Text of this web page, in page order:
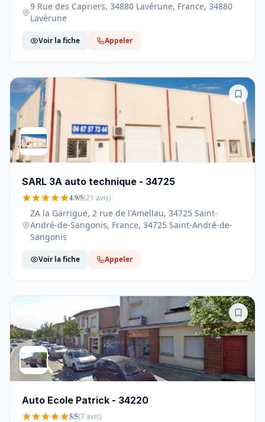
9 Rue des Capriers, 34880 Lavérune, France, 34880
Lavérune
Voir la fiche Appeler
SARL 3A auto technique - 34725
4.9/5(21 avis)
ZA la Garrigue, 2 rue de l'Amellau, 34725 Saint-
André-de-Sangonis, France, 34725 Saint-André-de-
Sangonis
Voir la fiche Appeler
Auto Ecole Patrick - 34220
5/5(7 avis)